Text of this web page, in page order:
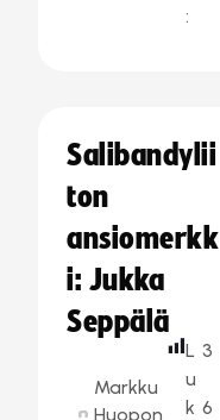
:
Salibandylii
ton
ansiomerkk
i: Jukka
Seppälä
Markku
Huopon
L
u
k
3
6